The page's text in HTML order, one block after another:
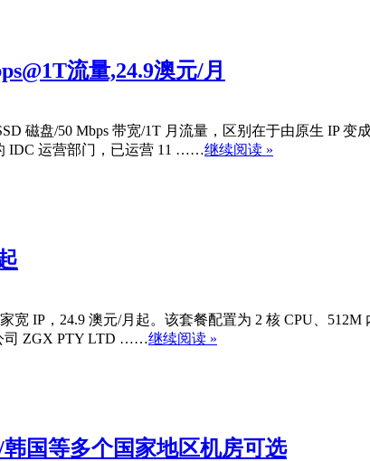
流量,24.9澳元/月
磁盘/50 Mbps 带宽/1T 月流量，区别在于由原生 IP
IDC 运营部门，已运营 11 ……继续阅读 »
IP，24.9 澳元/月起。该套餐配置为 2 核 CPU、512M
司 ZGX PTY LTD ……继续阅读 »
国等多个国家地区机房可选